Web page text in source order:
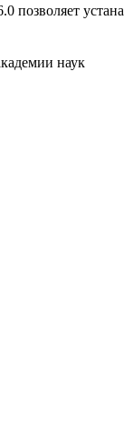
позволяет
наук